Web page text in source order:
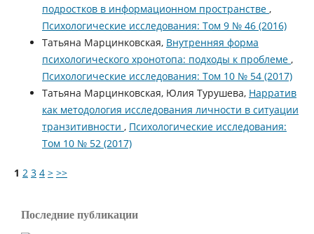
подростков в информационном пространстве ,
Психологические исследования: Том 9 № 46 (2016)
Татьяна Марцинковская, Внутренняя форма
психологического хронотопа: подходы к проблеме ,
Психологические исследования: Том 10 № 54 (2017)
Татьяна Марцинковская, Юлия Турушева, Нарратив
как методология исследования личности в ситуации
транзитивности , Психологические исследования:
Том 10 № 52 (2017)
1 2 3 4 > >>
Последние публикации